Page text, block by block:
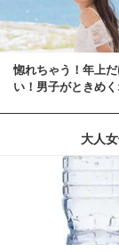
惚れちゃう！年上
い！男子がときめ
大人